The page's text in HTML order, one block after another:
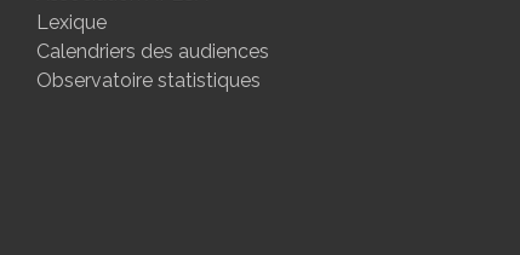
Lexique
Calendriers des audiences
Observatoire statistiques